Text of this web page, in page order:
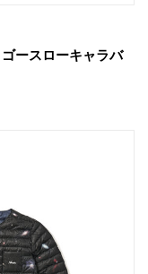
ースローキャラバ